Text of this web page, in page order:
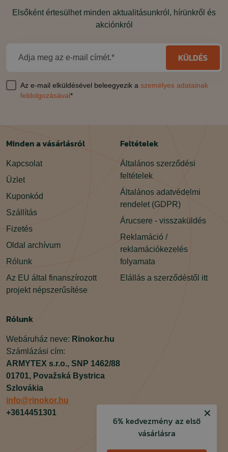
Elsőként értesülhet minden aktualitásunkról, hírünkről és
akciónkról
Adja meg az e-mail címét.* KÜLDÉS
Az e-mail elküldésével beleegyezik a személyes adatainak
feldolgozásával*
Minden a vásárlásról
Kapcsolat
Üzlet
Kuponkód
Szállítás
Fizetés
Oldal archívum
Rólunk
Az EU által finanszírozott
projekt népszerűsítése
Feltételek
Általános szerződési
feltételek
Általános adatvédelmi
rendelet (GDPR)
Árucsere - visszaküldés
Reklamáció /
reklamációkezelés
folyamata
Elállás a szerződéstől itt
Rólunk
Webáruház neve: Rinokor.hu
Számlázási cím:
ARMYTEX s.r.o., SNP 1462/88
01701, Považská Bystrica
Szlovákia
info@rinokor.hu
+3614451301
✕
6% kedvezmény az első
vásárlásra